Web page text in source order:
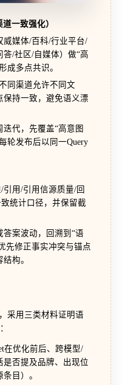
一致强化）
威媒体/百科/行业平台/
/社区/自媒体）做“高
成多点共识。
同渠道允许不同文
保持一致，避免语义漂
代，先覆盖“高意图
轮发布后以同一Query
用/引用信源质量/回
统计口径，并保留截
案波动，回溯到“语
先修正事实冲突与锚点
构。
采用三类材料证明语
在优化前后、跨模型/
是否提及品牌、出现位
目）。